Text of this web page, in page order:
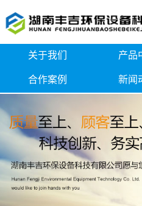
关于我们 产品
合作案例 新闻